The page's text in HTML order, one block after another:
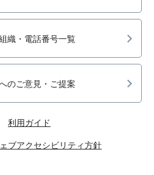
織・電話番号一覧
のご意見・ご提案
利用ガイド
ブアクセシビリティ方針